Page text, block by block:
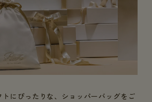
にぴったりな、ショッパーバッグをご